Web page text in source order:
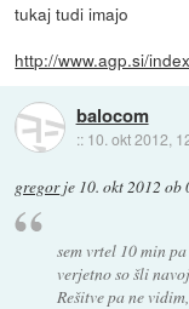
tukaj tudi imajo
http://www.agp.si/
balocom
:: 10. okt 2012,
gregorje 10. okt 2012 ob
sem vrtel 10 min
verjetno so šli
Rešitve pa ne